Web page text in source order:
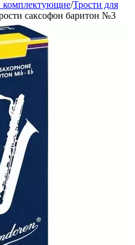
комплектующие/Трости для
саксофон баритон №3